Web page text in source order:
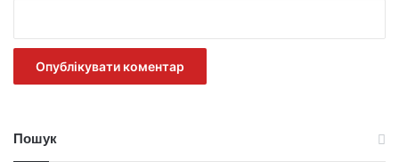
Пошук